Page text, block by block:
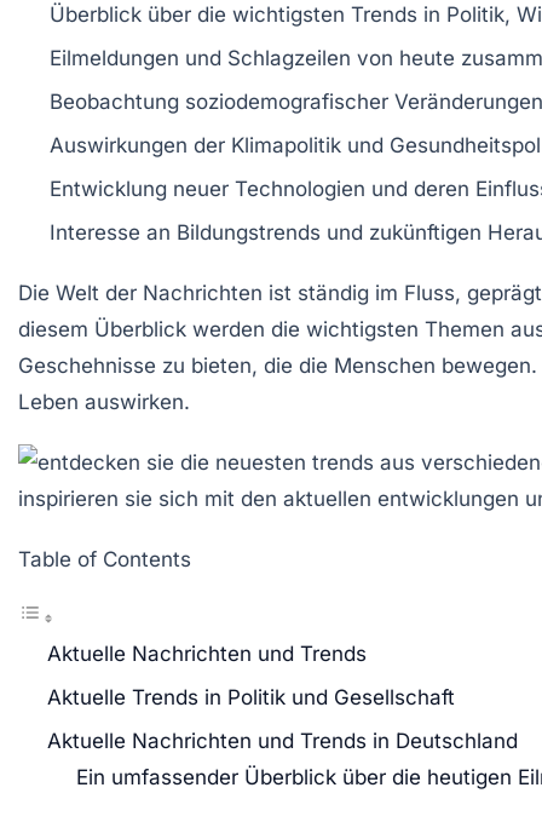
Überblick über die wichtigsten Trends in Politik,
Eilmeldungen und Schlagzeilen von heute
Beobachtung soziodemografischer
Auswirkungen der Klimapolitik und
Entwicklung neuer Technologien und deren
Interesse an Bildungstrends und zukünftigen
Die Welt der Nachrichten ist ständig im Fluss,
diesem Überblick werden die wichtigsten Themen
Geschehnisse zu bieten, die die Menschen
Leben auswirken.
Table of Contents
Aktuelle Nachrichten und Trends
Aktuelle Trends in Politik und Gesellschaft
Aktuelle Nachrichten und Trends in Deutschland
Ein umfassender Überblick über die heutigen